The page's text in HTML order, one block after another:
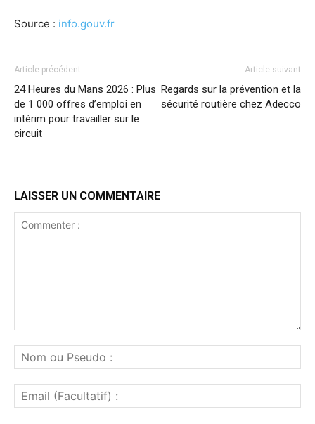
Source : info.gouv.fr
Article précédent
24 Heures du Mans 2026 : Plus
de 1 000 offres d’emploi en
intérim pour travailler sur le
circuit
Article suivant
Regards sur la prévention et la
sécurité routière chez Adecco
LAISSER UN COMMENTAIRE